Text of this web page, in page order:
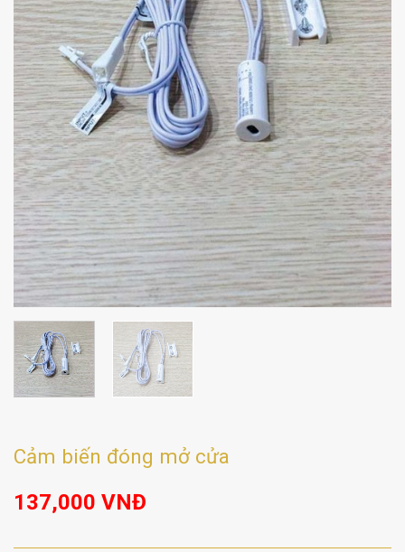
Cảm biến đóng mở cửa
137,000 VNĐ